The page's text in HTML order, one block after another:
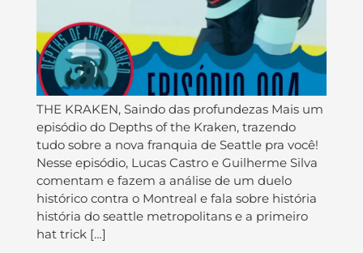
THE KRAKEN, Saindo das profundezas Mais um
episódio do Depths of the Kraken, trazendo
tudo sobre a nova franquia de Seattle pra você!
Nesse episódio, Lucas Castro e Guilherme Silva
comentam e fazem a análise de um duelo
histórico contra o Montreal e fala sobre história
história do seattle metropolitans e a primeiro
hat trick […]